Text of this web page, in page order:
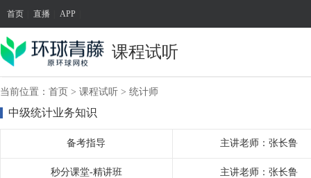
首页 直播 APP
课程试听
当前位置： 首页 > 课程试听 > 统计师
中级统计业务知识
备考指导 主讲老师：张长鲁
秒分课堂-精讲班 主讲老师：张长鲁